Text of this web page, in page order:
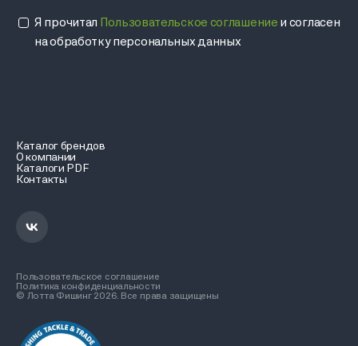
Каталог брендов
О компании
Каталоги PDF
Контакты
Пользовательское соглашение
Политика конфиденциальности
© Лотта Фишинг 2026. Все права защищены
Я прочитал Пользовательское соглашение и согласен
на обработку персональных данных